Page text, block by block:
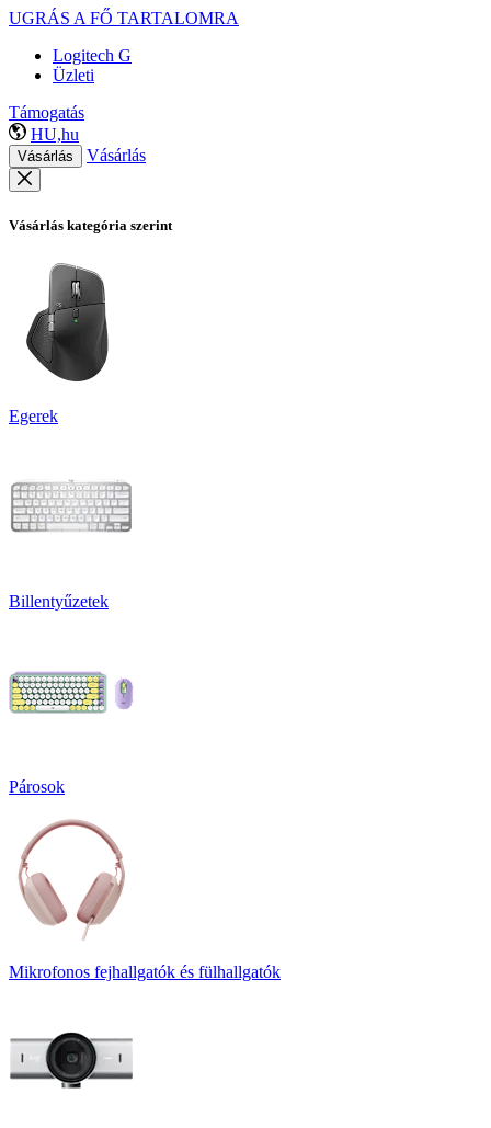
UGRÁS A FŐ TARTALOMRA
Logitech G
Üzleti
Támogatás
HU,hu
Vásárlás Vásárlás
Vásárlás kategória szerint
Egerek
Billentyűzetek
Párosok
Mikrofonos fejhallgatók és fülhallgatók